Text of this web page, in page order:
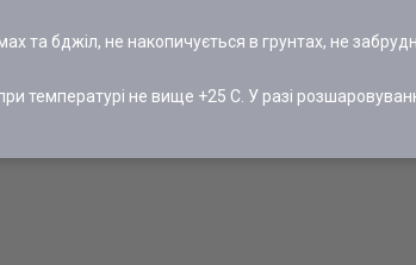
та бджіл, не накопичується в грунтах, не
температурі не вище +25 С. У разі